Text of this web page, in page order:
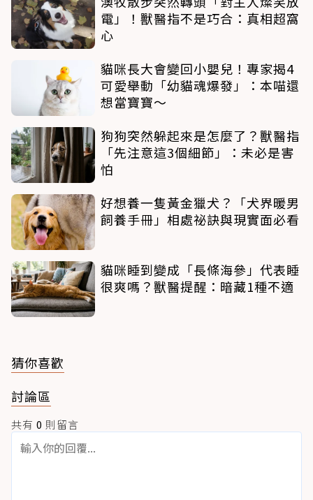
電」！獸醫指不是巧合：真相超窩
心
貓咪長大會變回小嬰兒！專家揭4
可愛舉動「幼貓魂爆發」：本喵還
想當寶寶～
狗狗突然躲起來是怎麼了？獸醫指
「先注意這3個細節」：未必是害
怕
好想養一隻黃金獵犬？「犬界暖男
飼養手冊」相處祕訣與現實面必看
貓咪睡到變成「長條海參」代表睡
很爽嗎？獸醫提醒：暗藏1種不適
猜你喜歡
討論區
共有 0 則留言